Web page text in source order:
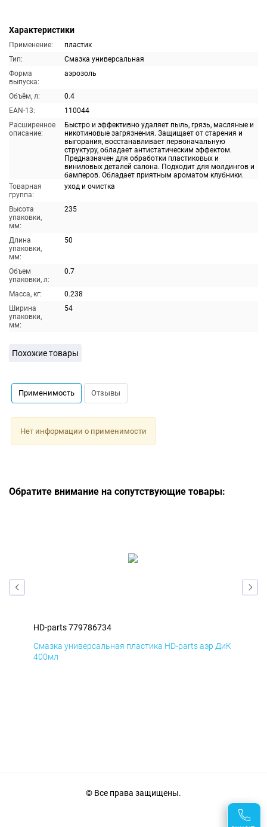
Характеристики
Применение:
пластик
Тип:
Смазка универсальная
Форма
выпуска:
аэрозоль
Объём, л:
0.4
EAN-13:
110044
Расширенное
описание:
Быстро и эффективно удаляет пыль, грязь, масляные и
никотиновые загрязнения. Защищает от старения и
выгорания, восстанавливает первоначальную
структуру, обладает антистатическим эффектом.
Предназначен для обработки пластиковых и
виниловых деталей салона. Подходит для молдингов и
бамперов. Обладает приятным ароматом клубники.
Товарная
группа:
уход и очистка
Высота
упаковки,
мм:
235
Длина
упаковки,
мм:
50
Объем
упаковки, л:
0.7
Масса, кг:
0.238
Ширина
упаковки,
мм:
54
Похожие товары
Применимость Отзывы
Нет информации о применимости
Обратите внимание на сопутствующие товары:
HD-parts 779786734
Смазка универсальная пластика HD-parts аэр ДиК
400мл
© Все права защищены.